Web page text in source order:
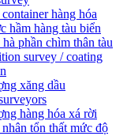
hàng hóa
hầm hàng tàu biển
phần chìm thân tàu
survey / coating
xăng dầu
hàng hóa xá rời
tổn thất mức độ